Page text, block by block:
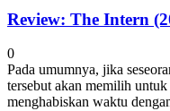
Review: The Intern
0
Pada umumnya, jika
tersebut akan memilih
menghabiskan waktu